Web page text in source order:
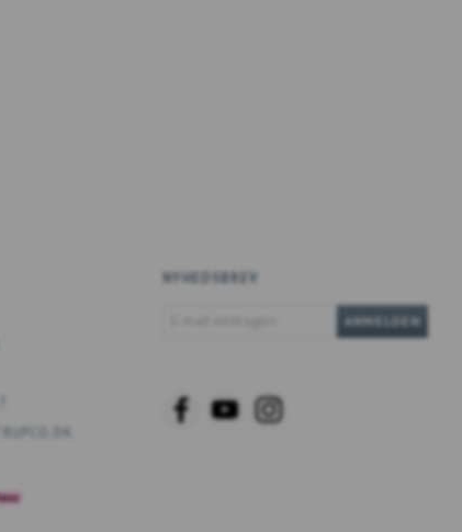
NYHEDSBREV
ANMELDEN